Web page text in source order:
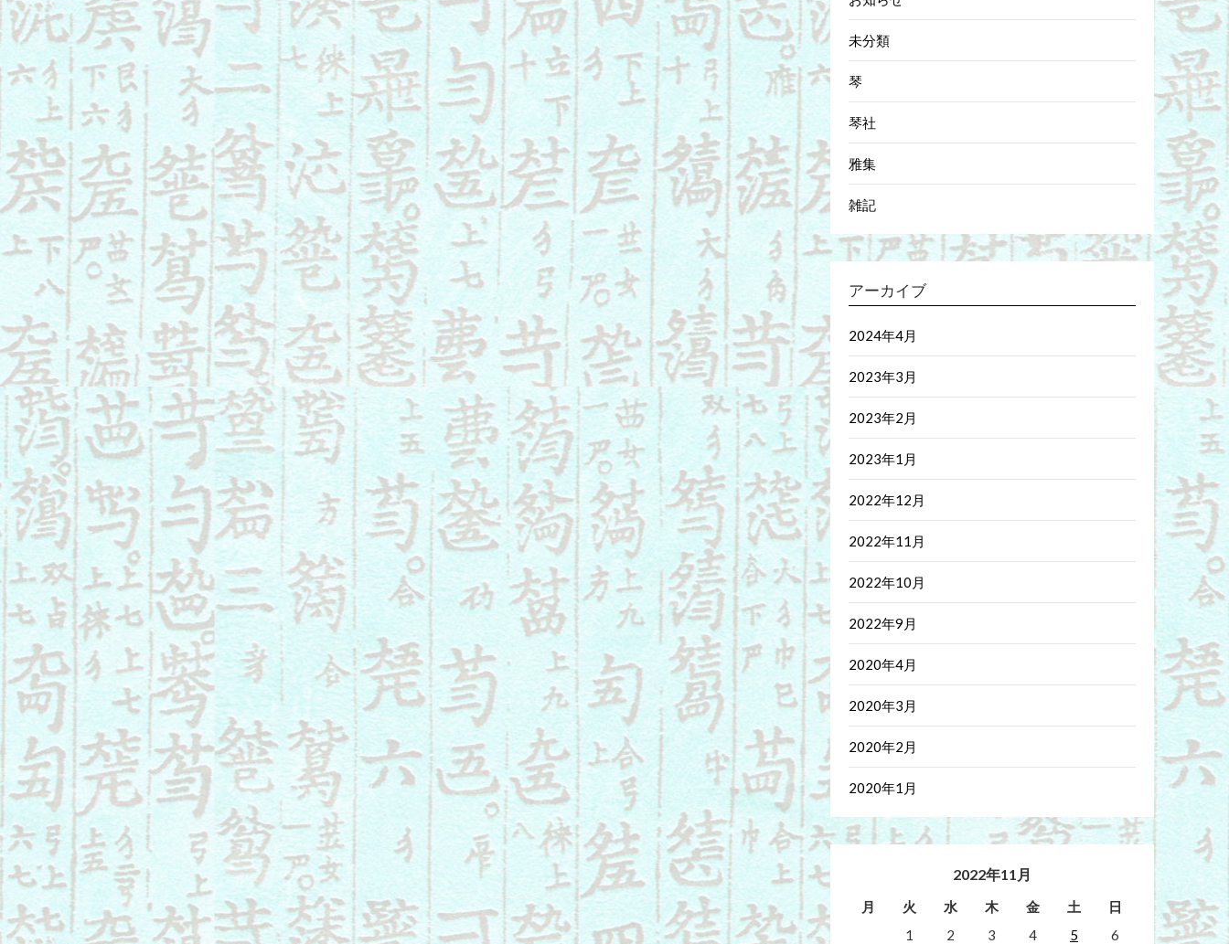
未分類
琴
琴社
雅集
雑記
アーカイブ
2024年4月
2023年3月
2023年2月
2023年1月
2022年12月
2022年11月
2022年10月
2022年9月
2020年4月
2020年3月
2020年2月
2020年1月
2022年11月
月 火 水 木 金 土
日
1
2 3 4 5 6